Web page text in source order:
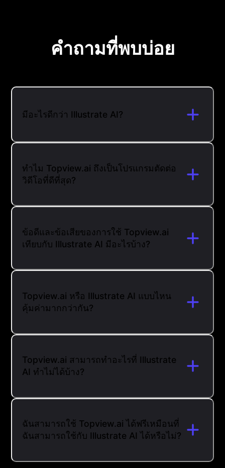
คำถามที่พบบ่อย
มีอะไรดีกว่า Illustrate AI?
ทำไม Topview.ai ถึงเป็นโปรแกรมตัดต่อ
วิดีโอที่ดีที่สุด?
ข้อดีและข้อเสียของการใช้ Topview.ai
เทียบกับ Illustrate AI มีอะไรบ้าง?
Topview.ai หรือ Illustrate AI แบบไหน
คุ้มค่ามากกว่ากัน?
Topview.ai สามารถทำอะไรที่ Illustrate
AI ทำไม่ได้บ้าง?
ฉันสามารถใช้ Topview.ai ได้ฟรีเหมือนที่
ฉันสามารถใช้กับ Illustrate AI ได้หรือไม่?